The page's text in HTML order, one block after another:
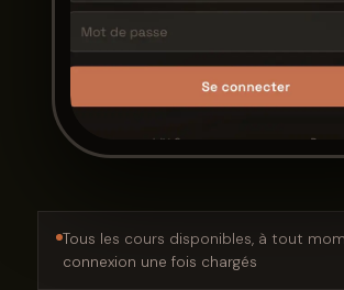
Tous les cours disponibles, à tout
connexion une fois chargés